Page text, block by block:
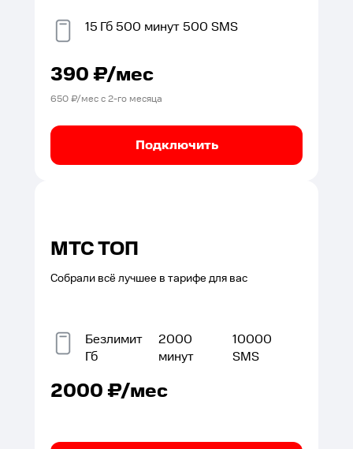
15 Гб500 минут500 SMS
390₽/мес
650₽/мес с2-го месяца
Подключить
МТС ТОП
Собрали всё лучшее в тарифе для вас
Безлимит
Гб
2000
минут
10000
SMS
2000₽/мес